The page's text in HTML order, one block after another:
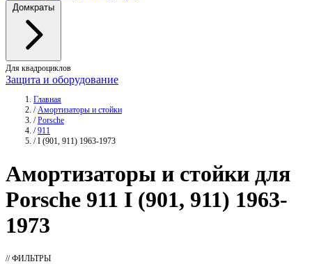
Домкраты
Для квадроциклов
Защита и оборудование
Главная
/ Амортизаторы и стойки
/ Porsche
/ 911
/ I (901, 911) 1963-1973
Амортизаторы и стойки для
Porsche 911 I (901, 911) 1963-
1973
// ФИЛЬТРЫ